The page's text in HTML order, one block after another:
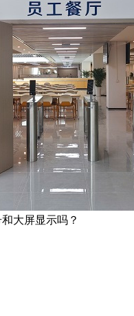
大屏显示吗？